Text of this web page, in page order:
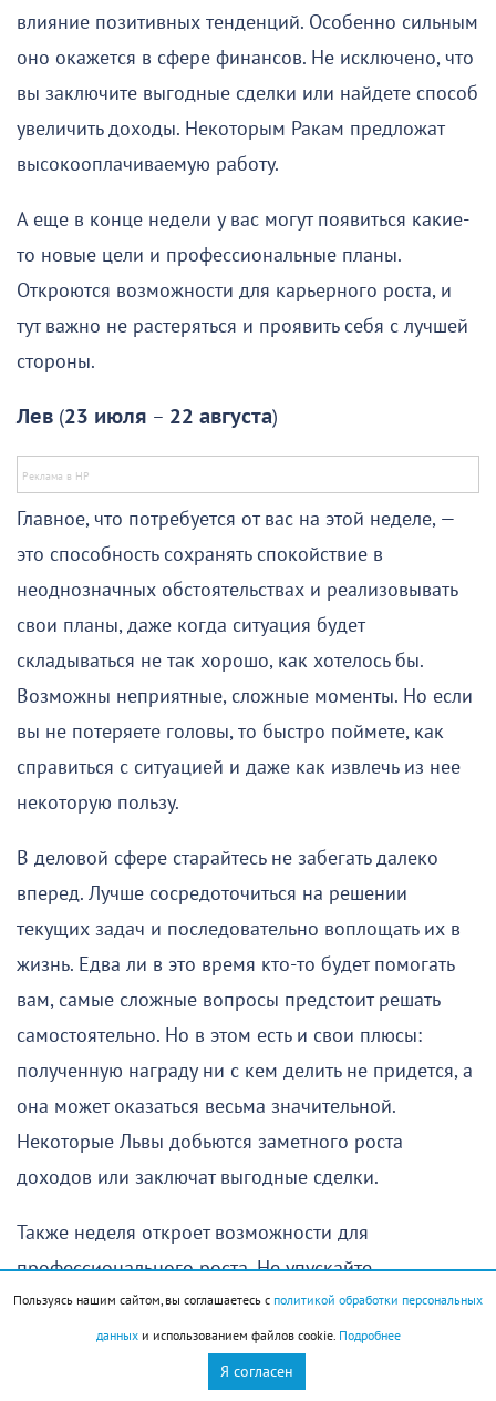
влияние позитивных тенденций. Особенно сильным
оно окажется в сфере финансов. Не исключено, что
вы заключите выгодные сделки или найдете способ
увеличить доходы. Некоторым Ракам предложат
высокооплачиваемую работу.
А еще в конце недели у вас могут появиться какие-
то новые цели и профессиональные планы.
Откроются возможности для карьерного роста, и
тут важно не растеряться и проявить себя с лучшей
стороны.
Лев (23 июля – 22 августа)
Главное, что потребуется от вас на этой неделе, —
это способность сохранять спокойствие в
неоднозначных обстоятельствах и реализовывать
свои планы, даже когда ситуация будет
складываться не так хорошо, как хотелось бы.
Возможны неприятные, сложные моменты. Но если
вы не потеряете головы, то быстро поймете, как
справиться с ситуацией и даже как извлечь из нее
некоторую пользу.
В деловой сфере старайтесь не забегать далеко
вперед. Лучше сосредоточиться на решении
текущих задач и последовательно воплощать их в
жизнь. Едва ли в это время кто-то будет помогать
вам, самые сложные вопросы предстоит решать
самостоятельно. Но в этом есть и свои плюсы:
полученную награду ни с кем делить не придется, а
она может оказаться весьма значительной.
Некоторые Львы добьются заметного роста
доходов или заключат выгодные сделки.
Также неделя откроет возможности для
профессионального роста. Не упускайте
возможности научиться тому, что может
пригодиться, старайтесь найти применение всем
своим знаниям и навыкам. Люди, от которых
Пользуясь нашим сайтом, вы соглашаетесь с политикой обработки персональных
данныхи использованием файлов cookie. Подробнее
Я согласен